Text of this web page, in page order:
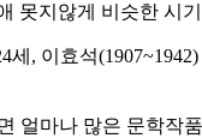
못지않게 비슷한 시
세, 이효석
얼마나 많은 문학